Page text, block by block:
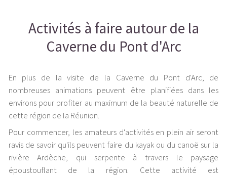
Activités à faire autour de la
Caverne du Pont d'Arc
En plus de la visite de la Caverne du Pont d'Arc, de
nombreuses animations peuvent être planifiées dans les
environs pour profiter au maximum de la beauté naturelle de
cette région de la Réunion.
Pour commencer, les amateurs d'activités en plein air seront
ravis de savoir qu'ils peuvent faire du kayak ou du canoë sur la
rivière Ardèche, qui serpente à travers le paysage
époustouflant de la région. Cette activité est